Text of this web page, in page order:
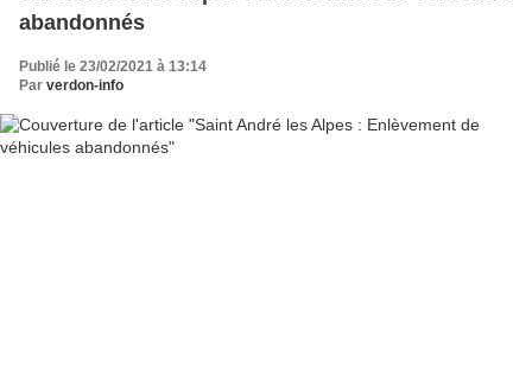
abandonnés
Publié le 23/02/2021 à 13:14
Par verdon-info